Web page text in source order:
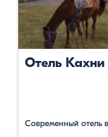
Отель Кахни
Современный отель